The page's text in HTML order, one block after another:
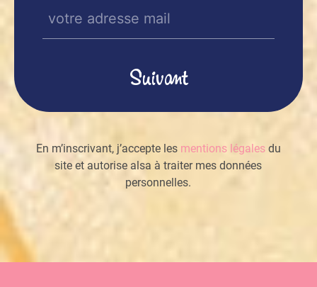
E-
mail
En m’inscrivant, j’accepte les mentions légalesdu
site et autorise alsa à traiter mes données
personnelles.